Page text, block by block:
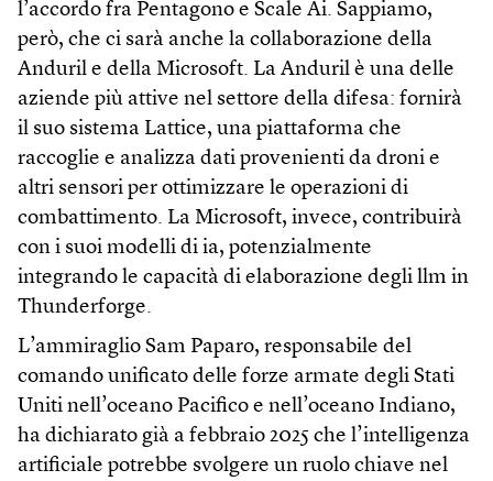
l’accordo fra Pentagono e Scale Ai. Sappiamo,
però, che ci sarà anche la collaborazione della
Anduril e della Microsoft. La Anduril è una delle
aziende più attive nel settore della difesa: fornirà
il suo sistema Lattice, una piattaforma che
raccoglie e analizza dati provenienti da droni e
altri sensori per ottimizzare le operazioni di
combattimento. La Microsoft, invece, contribuirà
con i suoi modelli di ia, potenzialmente
integrando le capacità di elaborazione degli llm in
Thunderforge.
L’ammiraglio Sam Paparo, responsabile del
comando unificato delle forze armate degli Stati
Uniti nell’oceano Pacifico e nell’oceano Indiano,
ha dichiarato già a febbraio 2025 che l’intelligenza
artificiale potrebbe svolgere un ruolo chiave nel